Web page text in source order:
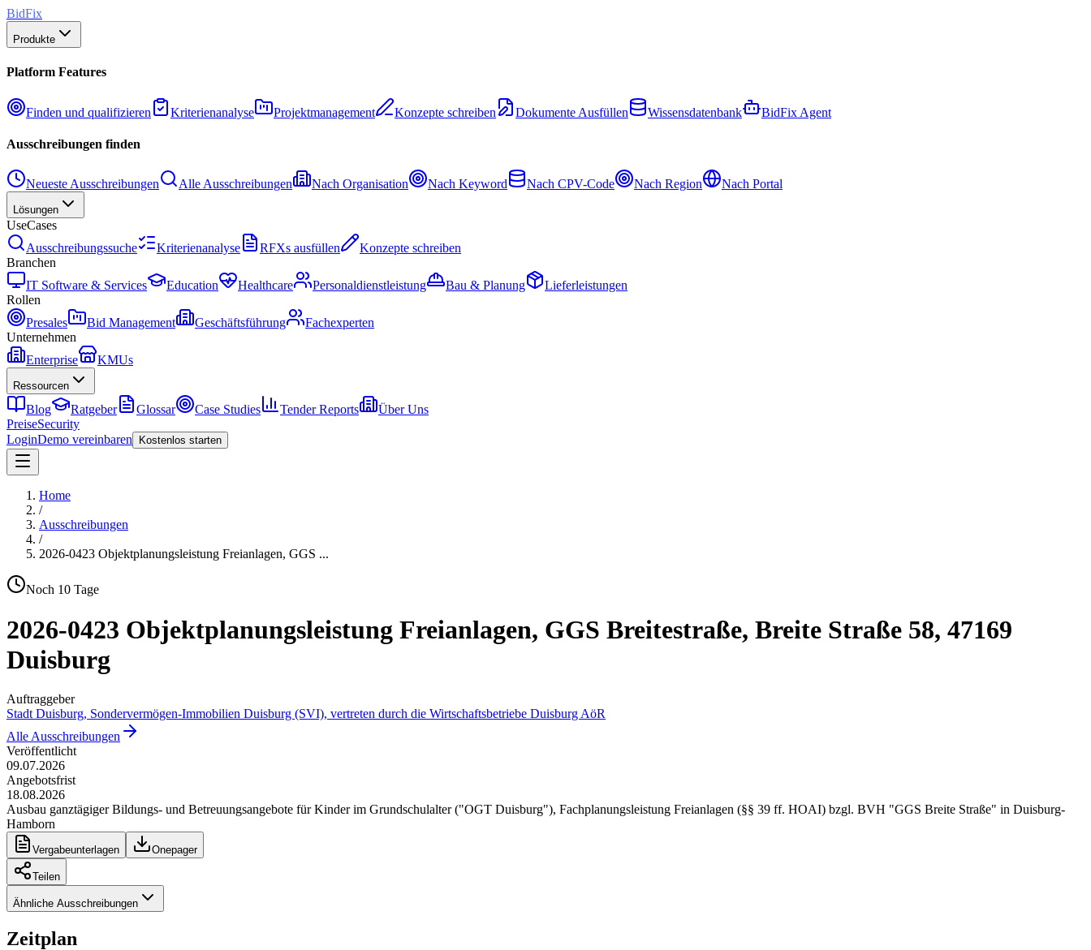
BidFix
Produkte
Platform Features
Finden und qualifizieren Kriterienanalyse Projektmanagement Konzepte schreiben Dokumente Ausfüllen Wissensdatenbank BidFix Agent
Ausschreibungen finden
Neueste Ausschreibungen Alle Ausschreibungen Nach Organisation Nach Keyword Nach CPV-Code Nach Region Nach Portal
Lösungen
UseCases
Ausschreibungssuche
Kriterienanalyse RFXs ausfüllen
Konzepte schreiben
Branchen
IT Software & Services
Education Healthcare Personaldienstleistung Bau & Planung
Lieferleistungen
Rollen
Presales
Bid Management Geschäftsführung
Fachexperten
Unternehmen
Enterprise
KMUs
Ressourcen
Blog Ratgeber Glossar Case Studies Tender Reports
Über Uns
PreiseSecurity
LoginDemo vereinbaren Kostenlos starten
Home
/
Ausschreibungen
/
2026-0423 Objektplanungsleistung Freianlagen, GGS ...
Noch 10 Tage
2026-0423 Objektplanungsleistung Freianlagen, GGS Breitestraße, Breite Straße 58, 47169
Duisburg
Auftraggeber
Stadt Duisburg, Sondervermögen-Immobilien Duisburg (SVI), vertreten durch die Wirtschaftsbetriebe Duisburg AöR
Alle Ausschreibungen
Veröffentlicht
09.07.2026
Angebotsfrist
18.08.2026
Ausbau ganztägiger Bildungs- und Betreuungsangebote für Kinder im Grundschulalter ("OGT Duisburg"), Fachplanungsleistung Freianlagen (§§ 39 ff. HOAI) bzgl. BVH "GGS Breite Straße" in Duisburg-
Hamborn
Vergabeunterlagen Onepager
Teilen
Ähnliche Ausschreibungen
Zeitplan